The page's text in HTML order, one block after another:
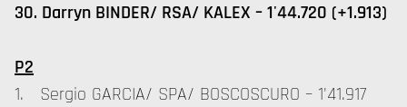
30. Darryn BINDER/ RSA/ KALEX – 1'44.720 (+1.913)
P2
1. Sergio GARCIA/ SPA/ BOSCOSCURO – 1'41.917